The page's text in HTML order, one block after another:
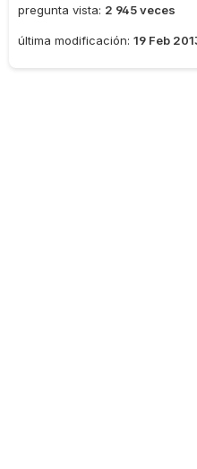
pregunta vista: 2 945 veces
última modificación: 19 Feb